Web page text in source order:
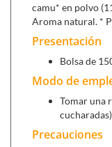
camu* en polvo
Aroma natural. *
Presentación
Bolsa de
Modo de
Tomar una
Precauciones